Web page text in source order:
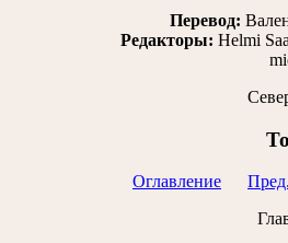
Перевод:
Редакторы: Helmi
Оглавление